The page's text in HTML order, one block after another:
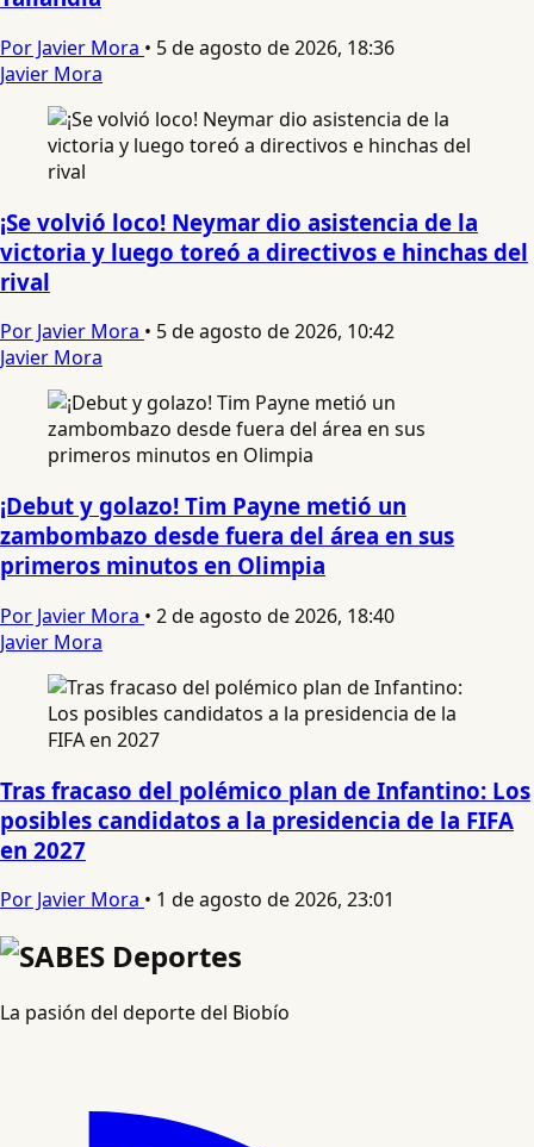
Por Javier Mora • 5 de agosto de 2026, 18:36
Javier Mora
¡Se volvió loco! Neymar dio asistencia de la
victoria y luego toreó a directivos e hinchas del
rival
Por Javier Mora • 5 de agosto de 2026, 10:42
Javier Mora
¡Debut y golazo! Tim Payne metió un
zambombazo desde fuera del área en sus
primeros minutos en Olimpia
Por Javier Mora • 2 de agosto de 2026, 18:40
Javier Mora
Tras fracaso del polémico plan de Infantino: Los
posibles candidatos a la presidencia de la FIFA
en 2027
Por Javier Mora • 1 de agosto de 2026, 23:01
La pasión del deporte del Biobío